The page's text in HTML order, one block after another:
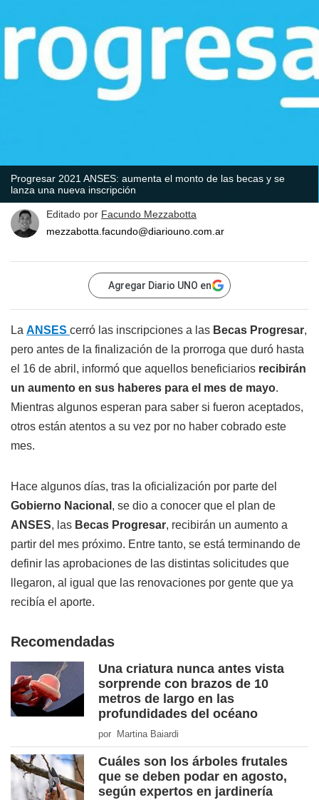
Progresar 2021 ANSES: aumenta el monto de las becas y se
lanza una nueva inscripción
Editado por Facundo Mezzabotta
mezzabotta.facundo@diariouno.com.ar
Agregar Diario UNO en
La ANSES cerró las inscripciones a las Becas Progresar,
pero antes de la finalización de la prorroga que duró hasta
el 16 de abril, informó que aquellos beneficiarios recibirán
un aumento en sus haberes para el mes de mayo.
Mientras algunos esperan para saber si fueron aceptados,
otros están atentos a su vez por no haber cobrado este
mes.
Hace algunos días, tras la oficialización por parte del
Gobierno Nacional , se dio a conocer que el plan de
ANSES, las Becas Progresar, recibirán un aumento a
partir del mes próximo. Entre tanto, se está terminando de
definir las aprobaciones de las distintas solicitudes que
llegaron, al igual que las renovaciones por gente que ya
recibía el aporte.
Recomendadas
Una criatura nunca antes vista
sorprende con brazos de 10
metros de largo en las
profundidades del océano
por Martina Baiardi
Cuáles son los árboles frutales
que se deben podar en agosto,
según expertos en jardinería